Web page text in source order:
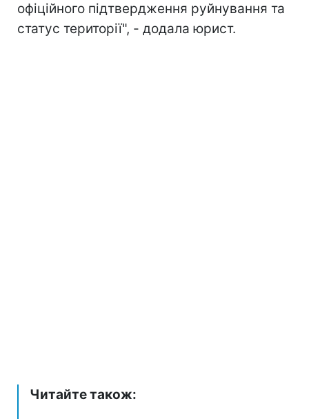
офіційного підтвердження руйнування та
статус території", - додала юрист.
Читайте також: